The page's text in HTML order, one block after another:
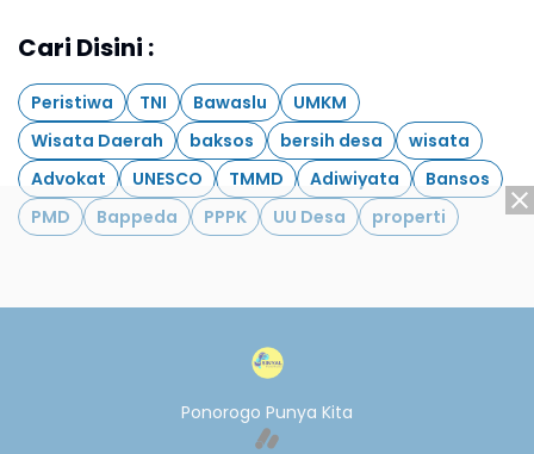
Cari Disini :
Peristiwa TNI Bawaslu
UMKM
Wisata Daerah
baksos bersih desa
wisata
Advokat
UNESCO TMMD Adiwiyata
Bansos
PMD
Bappeda PPPK UU Desa properti
Ponorogo Punya Kita